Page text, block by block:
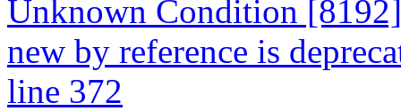
Unknown Condition
new by reference is
line 372